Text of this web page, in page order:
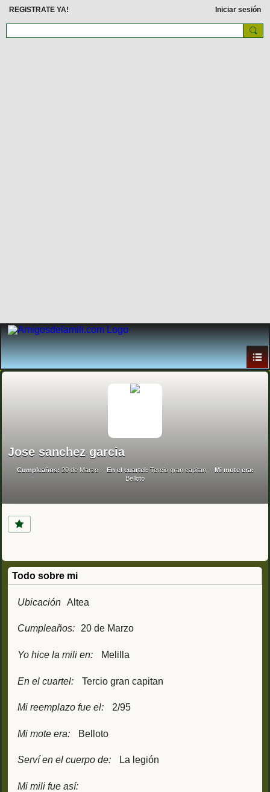
REGISTRATE YA! Iniciar sesión
Jose sanchez garcia
Cumpleaños: 20 de Marzo En el cuartel: Tercio gran capitan
Mi mote era:
Belloto
Todo sobre mi
Ubicación Altea
Cumpleaños: 20 de Marzo
Yo hice la mili en: Melilla
En el cuartel: Tercio gran capitan
Mi reemplazo fue el: 2/95
Mi mote era: Belloto
Serví en el cuerpo de: La legión
Mi mili fue así: